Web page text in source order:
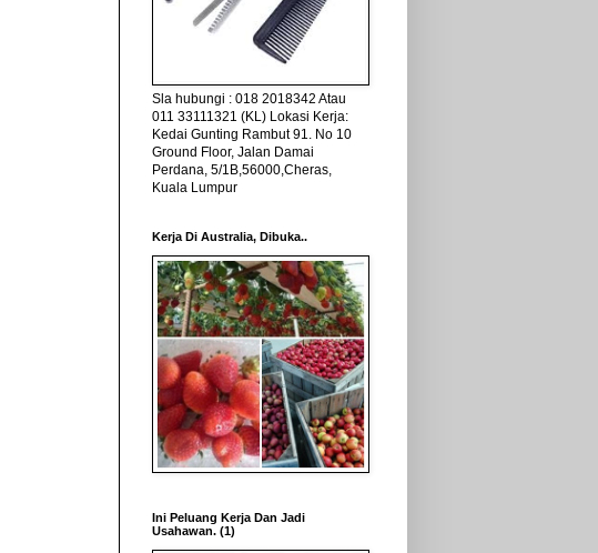
Sla hubungi : 018 2018342 Atau
011 33111321 (KL) Lokasi Kerja:
Kedai Gunting Rambut 91. No 10
Ground Floor, Jalan Damai
Perdana, 5/1B,56000,Cheras,
Kuala Lumpur
Kerja Di Australia, Dibuka..
Ini Peluang Kerja Dan Jadi
Usahawan. (1)